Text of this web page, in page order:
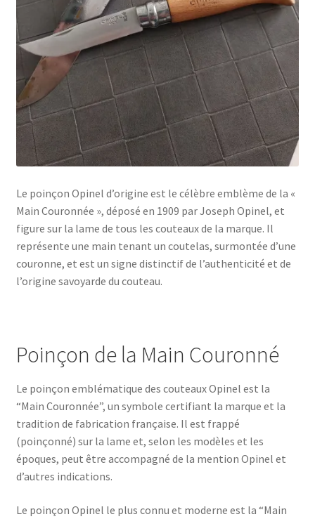
Le poinçon Opinel d’origine est le célèbre emblème de la «
Main Couronnée », déposé en 1909 par Joseph Opinel, et
figure sur la lame de tous les couteaux de la marque. Il
représente une main tenant un coutelas, surmontée d’une
couronne, et est un signe distinctif de l’authenticité et de
l’origine savoyarde du couteau.
Poinçon de la Main Couronné
Le poinçon emblématique des couteaux Opinel est la
“Main Couronnée”, un symbole certifiant la marque et la
tradition de fabrication française. Il est frappé
(poinçonné) sur la lame et, selon les modèles et les
époques, peut être accompagné de la mention Opinel et
d’autres indications.
Le poinçon Opinel le plus connu et moderne est la “Main